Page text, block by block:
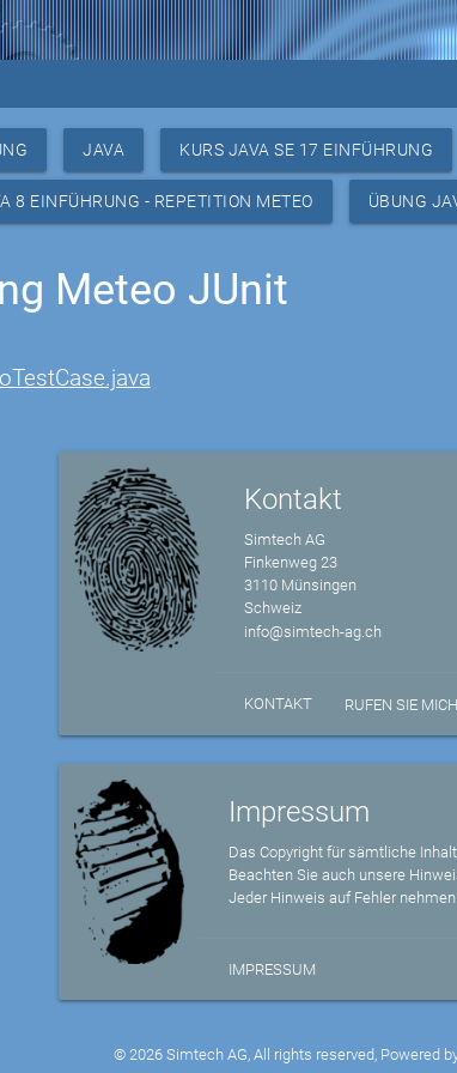
JAVA KURS JAVA SE 17 EINFÜHRUNG
8 EINFÜHRUNG - REPETITION METEO ÜBUNG
Meteo JUnit
Kontakt
Simtech AG
Finkenweg 23
3110 Münsingen
Schweiz
info@simtech-ag.ch
KONTAKT RUFEN SIE
Impressum
Das Copyright für sämtliche
Beachten Sie auch unsere
Jeder Hinweis auf Fehler
IMPRESSUM
© 2026 Simtech AG, All rights reserved, Powered